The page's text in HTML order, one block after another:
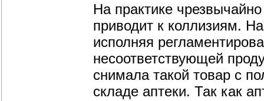
На практике
приводит к коллизиям.
исполняя
несоответствующей
снимала такой товар с
складе аптеки. Так как